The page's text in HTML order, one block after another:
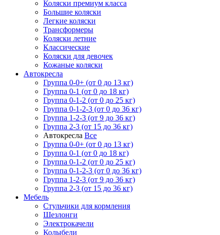
Коляски премиум класса
Большие коляски
Легкие коляски
Трансформеры
Коляски летние
Классические
Коляски для девочек
Кожаные коляски
Автокресла
Группа 0-0+ (от 0 до 13 кг)
Группа 0-1 (от 0 до 18 кг)
Группа 0-1-2 (от 0 до 25 кг)
Группа 0-1-2-3 (от 0 до 36 кг)
Группа 1-2-3 (от 9 до 36 кг)
Группа 2-3 (от 15 до 36 кг)
Автокресла Все
Группа 0-0+ (от 0 до 13 кг)
Группа 0-1 (от 0 до 18 кг)
Группа 0-1-2 (от 0 до 25 кг)
Группа 0-1-2-3 (от 0 до 36 кг)
Группа 1-2-3 (от 9 до 36 кг)
Группа 2-3 (от 15 до 36 кг)
Мебель
Cтульчики для кормления
Шезлонги
Электрокачели
Колыбели